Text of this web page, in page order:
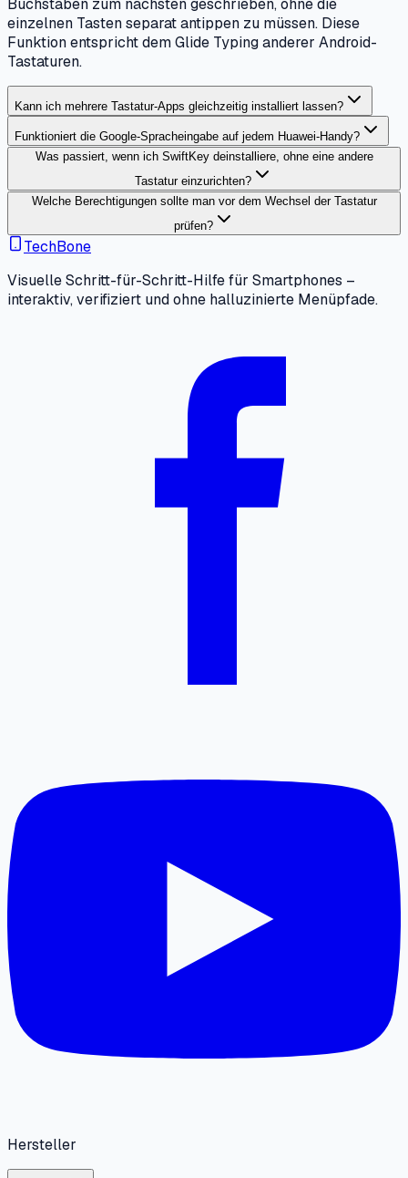
einzelnen Tasten separat antippen zu müssen. Diese
Funktion entspricht dem Glide Typing anderer Android-
Tastaturen.
Kann ich mehrere Tastatur-Apps gleichzeitig installiert lassen?
Funktioniert die Google-Spracheingabe auf jedem Huawei-Handy?
Was passiert, wenn ich SwiftKey deinstalliere, ohne eine andere
Tastatur einzurichten?
Welche Berechtigungen sollte man vor dem Wechsel der Tastatur
prüfen?
TechBone
Visuelle Schritt-für-Schritt-Hilfe für Smartphones –
interaktiv, verifiziert und ohne halluzinierte Menüpfade.
Hersteller